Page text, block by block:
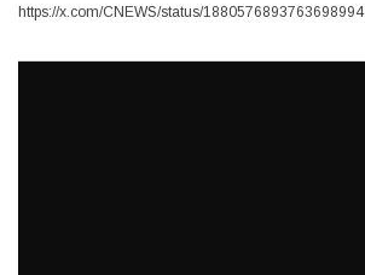
https://x.com/CNEWS/status/1880576893763698994